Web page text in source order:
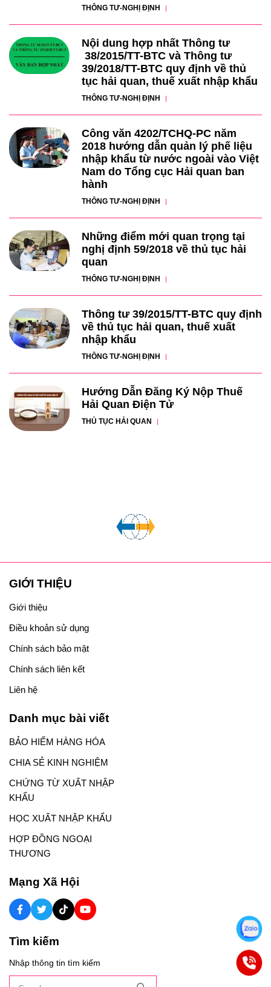
THÔNG TƯ-NGHỊ ĐỊNH
Nội dung hợp nhất Thông tư
38/2015/TT-BTC và Thông tư
39/2018/TT-BTC quy định về thủ
tục hải quan, thuế xuất nhập khẩu
THÔNG TƯ-NGHỊ ĐỊNH
Công văn 4202/TCHQ-PC năm
2018 hướng dẫn quản lý phế liệu
nhập khẩu từ nước ngoài vào Việt
Nam do Tổng cục Hải quan ban
hành
THÔNG TƯ-NGHỊ ĐỊNH
Những điểm mới quan trọng tại
nghị định 59/2018 về thủ tục hải
quan
THÔNG TƯ-NGHỊ ĐỊNH
Thông tư 39/2015/TT-BTC quy định
về thủ tục hải quan, thuế xuất
nhập khẩu
THÔNG TƯ-NGHỊ ĐỊNH
Hướng Dẫn Đăng Ký Nộp Thuế
Hải Quan Điện Tử
THỦ TỤC HẢI QUAN
GIỚI THIỆU
Giới thiệu
Điều khoản sử dụng
Chính sách bảo mật
Chính sách liên kết
Liên hệ
Danh mục bài viết
BẢO HIỂM HÀNG HÓA
CHIA SẺ KINH NGHIỆM
CHỨNG TỪ XUẤT NHẬP
KHẨU
HỌC XUẤT NHẬP KHẨU
HỢP ĐỒNG NGOẠI
THƯƠNG
Mạng Xã Hội
Tìm kiếm
Nhập thông tin tìm kiếm